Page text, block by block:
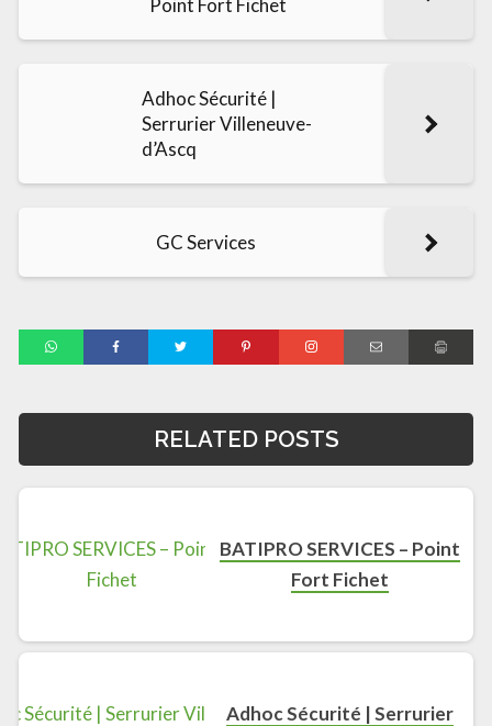
Adhoc Sécurité |
Serrurier Villeneuve-
d’Ascq
GC Services
RELATED POSTS
BATIPRO SERVICES – Point
Fort Fichet
Adhoc Sécurité | Serrurier